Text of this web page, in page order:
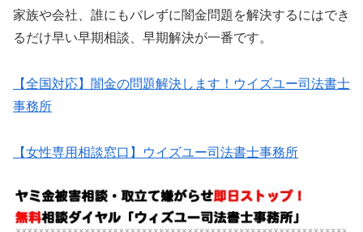
家族や会社、誰にもバレずに闇金問題を解決するにはでき
るだけ早い早期相談、早期解決が一番です。
【全国対応】闇金の問題解決します！ウイズユー司法書士
事務所
【女性専用相談窓口】ウイズユー司法書士事務所